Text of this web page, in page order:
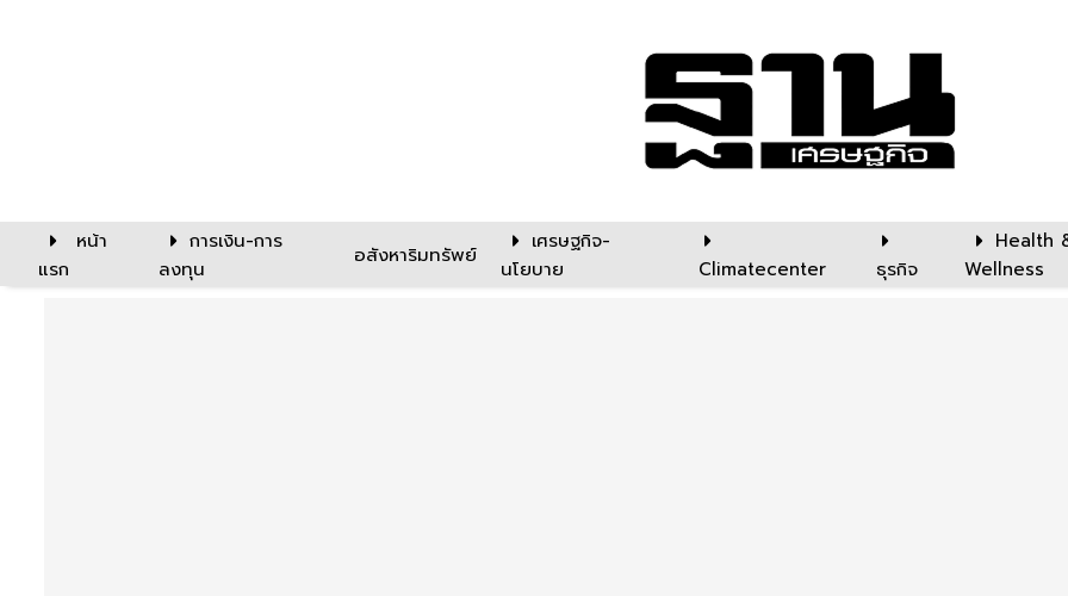
หน้า
แรก
การเงิน-การ
ลงทุน
อสังหาริมทรัพย์
เศรษฐกิจ-
นโยบาย
Climatecenter ธุรกิจ
Health
Wellness